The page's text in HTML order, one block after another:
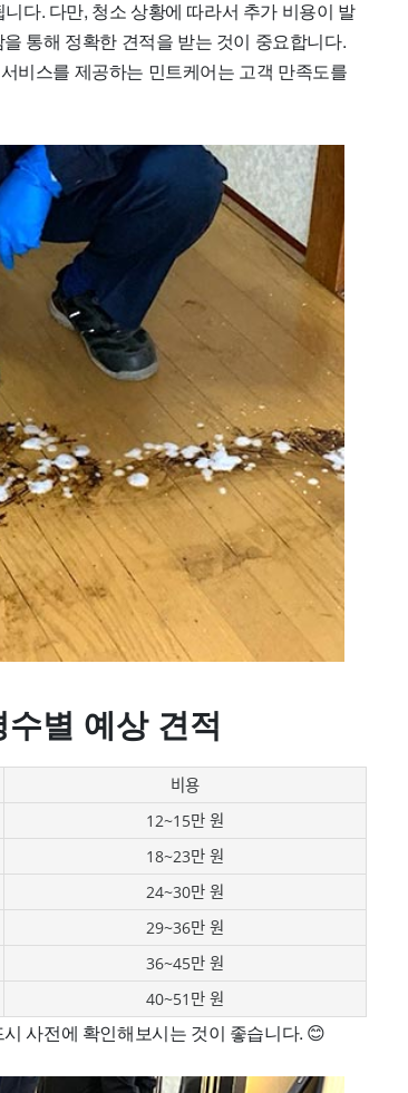
다. 다만, 청소 상황에 따라서 추가 비용이 발
통해 정확한 견적을 받는 것이 중요합니다.
비스를 제공하는 민트케어는 고객 만족도를
별 예상 견적
비용
12~15만 원
18~23만 원
24~30만 원
29~36만 원
36~45만 원
40~51만 원
사전에 확인해보시는 것이 좋습니다. 😊